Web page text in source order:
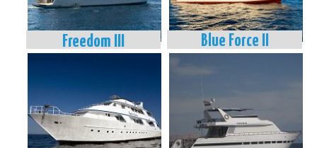
Blue Force II
Freedom III